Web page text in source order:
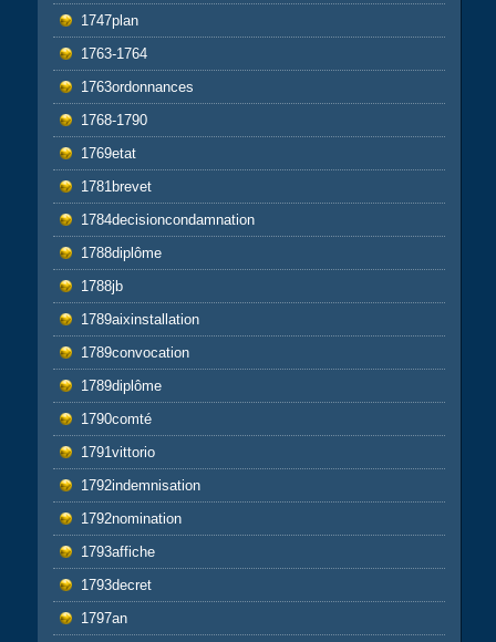
1747plan
1763-1764
1763ordonnances
1768-1790
1769etat
1781brevet
1784decisioncondamnation
1788diplôme
1788jb
1789aixinstallation
1789convocation
1789diplôme
1790comté
1791vittorio
1792indemnisation
1792nomination
1793affiche
1793decret
1797an